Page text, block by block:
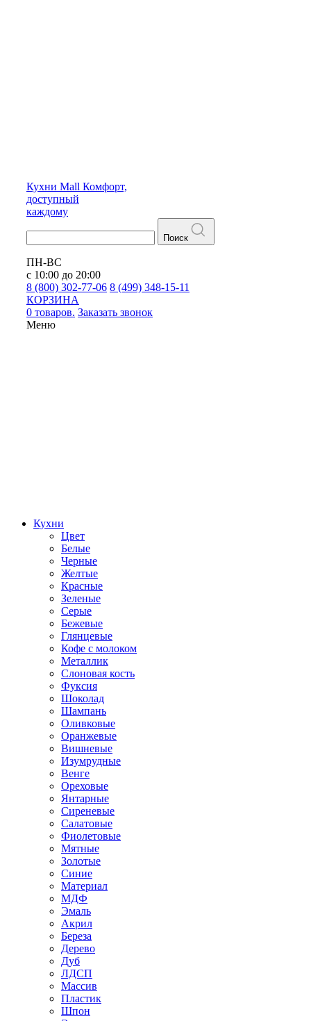
Кухни Mall Комфорт,
доступный
каждому
Поиск
ПН-ВС
с 10:00 до 20:00
8 (800) 302-77-06 8 (499) 348-15-11
КОРЗИНА
0 товаров. Заказать звонок
Меню
Кухни
Цвет
Белые
Черные
Желтые
Красные
Зеленые
Серые
Бежевые
Глянцевые
Кофе с молоком
Металлик
Слоновая кость
Фуксия
Шоколад
Шампань
Оливковые
Оранжевые
Вишневые
Изумрудные
Венге
Ореховые
Янтарные
Сиреневые
Салатовые
Фиолетовые
Мятные
Золотые
Синие
Материал
МДФ
Эмаль
Акрил
Береза
Дерево
Дуб
ЛДСП
Массив
Пластик
Шпон